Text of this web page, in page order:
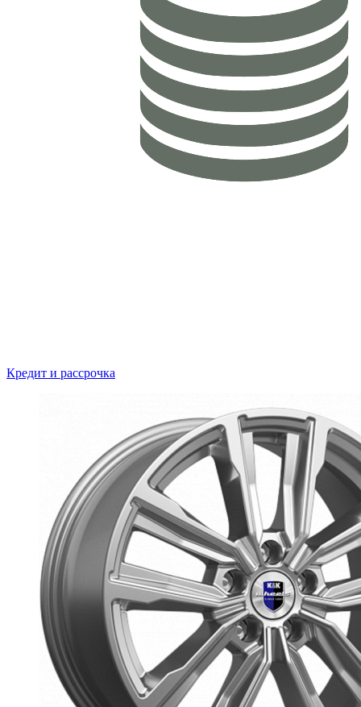
Кредит и рассрочка